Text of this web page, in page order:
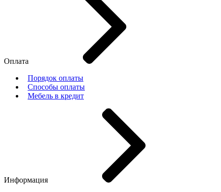
Оплата
Порядок оплаты
Способы оплаты
Мебель в кредит
Информация